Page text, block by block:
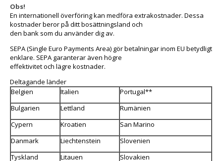
Obs!
En internationell överföring kan medföra extrakostnader. Dessa
kostnader beror på ditt bosättningsland och
den bank som du använder dig av.
SEPA (Single Euro Payments Area) gör betalningar inom EU betydligt
enklare. SEPA garanterar även högre
effektivitet och lägre kostnader.
Deltagande länder
Belgien
Italien
Portugal**
Bulgarien
Lettland
Rumänien
Cypern
Kroatien
San Marino
Danmark
Liechtenstein
Slovenien
Tyskland
Litauen
Slovakien